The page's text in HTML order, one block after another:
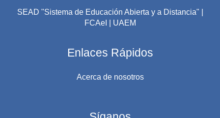
SEAD "Sistema de Educación Abierta y a Distancia" |
FCAeI | UAEM
Enlaces Rápidos
Acerca de nosotros